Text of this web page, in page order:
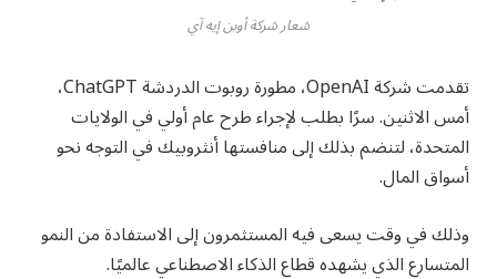
شعار شركة أوبن إيه آي
تقدمت شركة OpenAI، مطورة روبوت الدردشة ChatGPT،
أمس الاثنين. سرًا بطلب لإجراء طرح عام أولي في الولايات
المتحدة، لتنضم بذلك إلى منافستها أنثروبيك في التوجه نحو
أسواق المال.
وذلك في وقت يسعى فيه المستثمرون إلى الاستفادة من النمو
المتسارع الذي يشهده قطاع الذكاء الاصطناعي عالميًا.